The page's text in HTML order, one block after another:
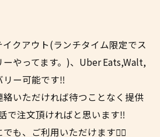
クアウト(ランチタイム限定でス
やってます。)、Uber Eats,Walt,
ー可能です‼︎
いただければ待つことなく提供
で注文頂ければと思います‼︎
も、ご利用いただけます✌🏼